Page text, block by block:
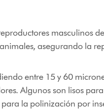
masculinos de
asegurando la
entre 15 y 60
Algunos son lisos
la polinización por